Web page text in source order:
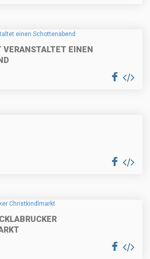
VERANSTALTET EINEN